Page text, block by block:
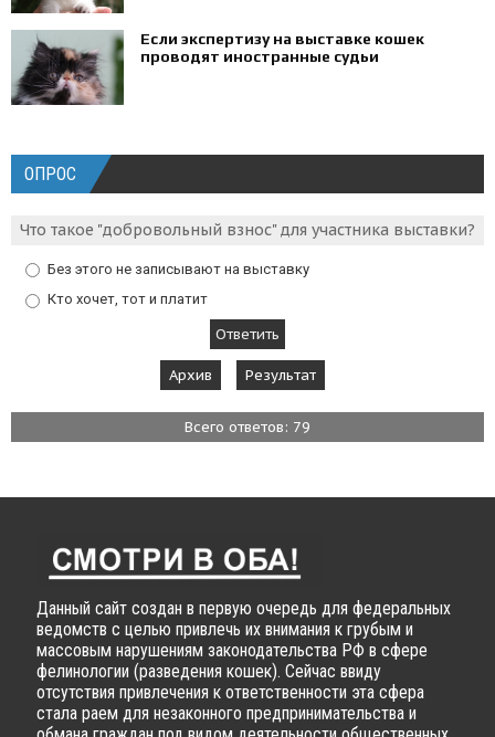
Если экспертизу на выставке кошек
проводят иностранные судьи
ОПРОС
Что такое "добровольный взнос" для участника выставки?
Без этого не записывают на выставку
Кто хочет, тот и платит
Архив Результат
Всего ответов: 79
Данный сайт создан в первую очередь для федеральных
ведомств с целью привлечь их внимания к грубым и
массовым нарушениям законодательства РФ в сфере
фелинологии (разведения кошек). Сейчас ввиду
отсутствия привлечения к ответственности эта сфера
стала раем для незаконного предпринимательства и